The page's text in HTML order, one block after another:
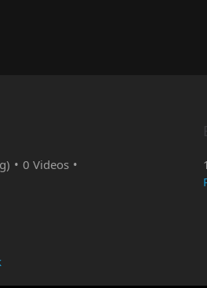
0 Videos